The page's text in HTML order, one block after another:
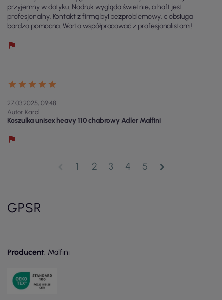
przyjemny w dotyku. Nadruk wygląda świetnie, a haft jest
profesjonalny. Kontakt z firmą był bezproblemowy, a obsługa
bardzo pomocna. Warto współpracować z profesjonalistami!
27.03.2025, 09:48
Autor Karol
Koszulka unisex heavy 110 chabrowy Adler Malfini
1 2 3 4 5 chevron_right
GPSR
Producent: Malfini